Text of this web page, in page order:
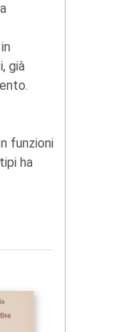
già
funzioni
ha